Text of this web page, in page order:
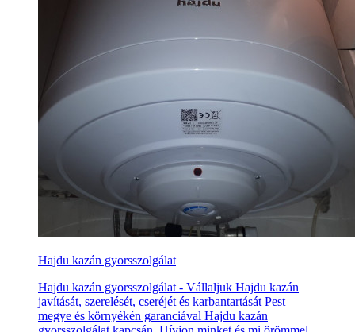
Hajdu kazán gyorsszolgálat
Hajdu kazán gyorsszolgálat - Vállaljuk Hajdu kazán
javítását, szerelését, cseréjét és karbantartását Pest
megye és környékén garanciával Hajdu kazán